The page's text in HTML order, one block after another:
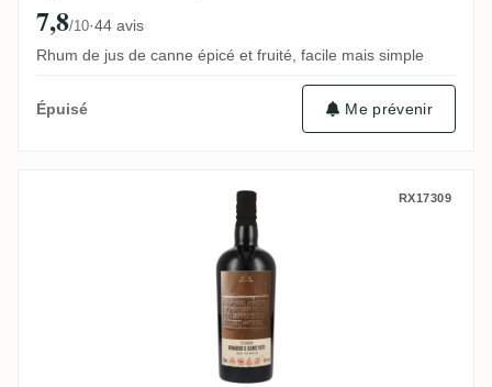
7,8/10·44 avis
Rhum de jus de canne épicé et fruité, facile mais simple
Épuisé Me prévenir
Romero & Sons FRC Ecuador (Kirsch
RX17309